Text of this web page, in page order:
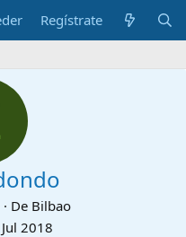
Regístrate
· De Bilbao
2018